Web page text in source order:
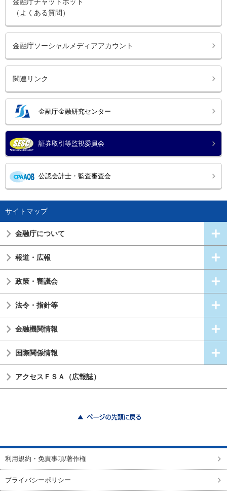
（よくある質問）
金融庁ソーシャルメディアアカウント
関連リンク
金融庁金融研究センター
証券取引等監視委員会
公認会計士・監査審査会
サイトマップ
金融庁について
報道・広報
政策・審議会
法令・指針等
金融機関情報
国際関係情報
アクセスＦＳＡ（広報誌）
利用規約・免責事項/著作権
プライバシーポリシー